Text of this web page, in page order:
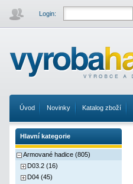
Login:
Úvod Novinky Katalog zboží
Hlavní kategorie
Armované hadice (805)
D03.2 (16)
D04 (45)